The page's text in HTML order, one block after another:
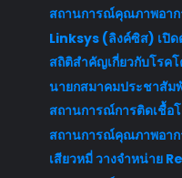
สถานการณ์คุณภาพอาก
Linksys (ลิงค์ซิส) เปิด
สถิติสำคัญเกี่ยวกับโรค
นายกสมาคมประชาสัมพั
สถานการณ์การติดเชื้อ
สถานการณ์คุณภาพอาก
เสียวหมี่ วางจำหน่าย